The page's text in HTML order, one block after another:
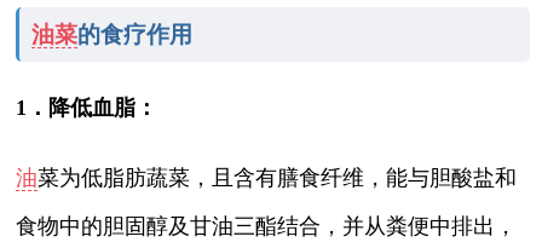
油菜的食疗作用
1．降低血脂：
油菜为低脂肪蔬菜，且含有膳食纤维，能与胆酸盐和
食物中的胆固醇及甘油三酯结合，并从粪便中排出，